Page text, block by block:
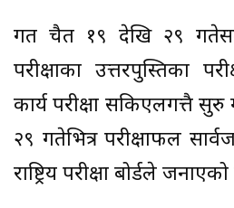
गत चैत १९ देखि २९
परीक्षाका उत्तरपुस्तिका
कार्य परीक्षा सकिएलगत्तै
२९ गतेभित्र परीक्षाफल
राष्ट्रिय परीक्षा बोर्डले